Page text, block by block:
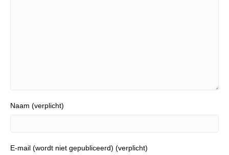
Naam (verplicht)
E-mail (wordt niet gepubliceerd) (verplicht)